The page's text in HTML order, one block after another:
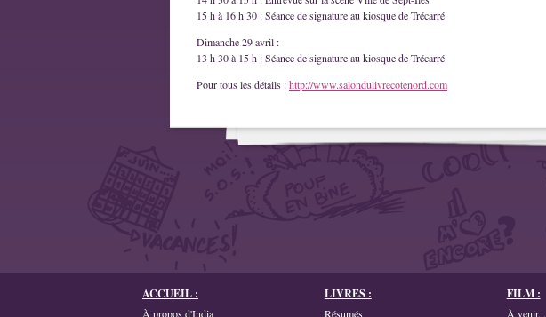
15 h à 16 h 30 : Séance de signature au kiosque de Trécarré
Dimanche 29 avril :
13 h 30 à 15 h : Séance de signature au kiosque de Trécarré
Pour tous les détails :http://www.salondulivrecotenord.com
ACCUEIL :
À propos d'India
LIVRES :
Résumés
FILM :
À venir...